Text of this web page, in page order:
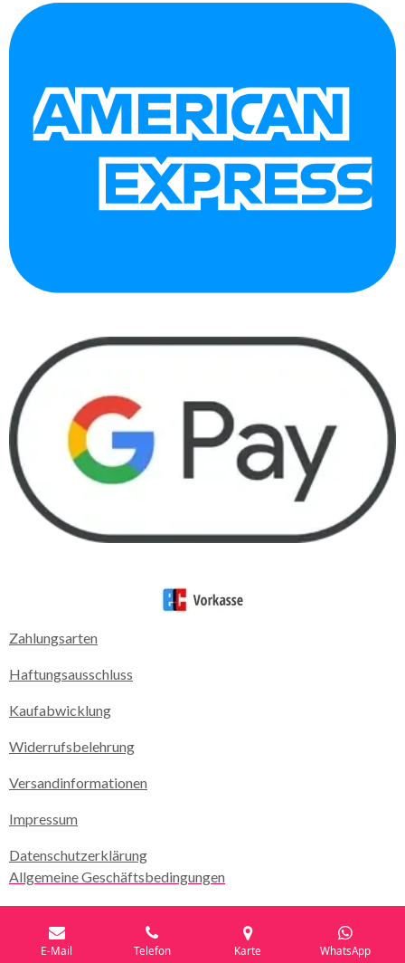
Zahlungsarten
Haftungsausschluss
Kaufabwicklung
Widerrufsbelehrung
Versandinformationen
Impressum
Datenschutzerklärung
Allgemeine Geschäftsbedingungen
E-Mail Telefon Karte WhatsApp